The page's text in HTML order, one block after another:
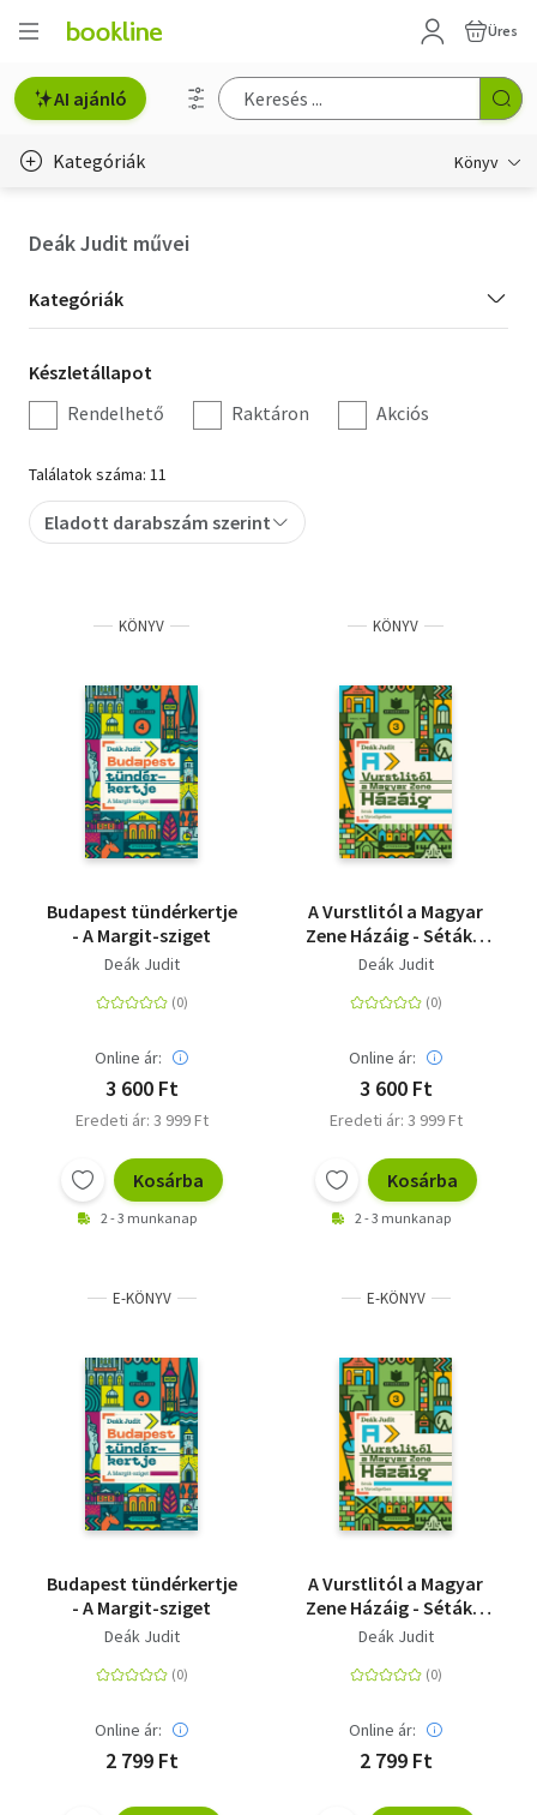
Üres
AI ajánló
Kategóriák Könyv
Hobbi, szabadidő
Irodalom
Művészet
Szakkönyv
Tankönyv, segédkönyv
Társadalomtudomány
Természettudomány
Történelem
Deák Judit művei
Kategória
szűrés
Kategóriák
Készletállapot
szűrés
Készletállapot
Rendelhető
Raktáron Akciós
Találatok száma: 11
Eladott darabszám szerint
KÖNYV
Budapest tündérkertje
- A Margit-sziget
Deák Judit
Online ár:
3 600 Ft
Eredeti ár: 3 999 Ft
Kosárba
2 - 3 munkanap
KÖNYV
A Vurstlitól a Magyar
Zene Házáig - Séták a
Városligetben
Deák Judit
Online ár:
3 600 Ft
Eredeti ár: 3 999 Ft
Kosárba
2 - 3 munkanap
E-KÖNYV
Budapest tündérkertje
- A Margit-sziget
Deák Judit
Online ár:
2 799 Ft
E-KÖNYV
A Vurstlitól a Magyar
Zene Házáig - Séták a
Városligetben
Deák Judit
Online ár:
2 799 Ft